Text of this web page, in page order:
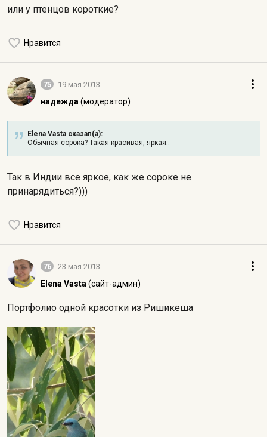
или у птенцов короткие?
Нравится
75 19 мая 2013
надежда (модератор)
Elena Vasta сказал(а):
Обычная сорока? Такая красивая, яркая..
Так в Индии все яркое, как же сороке не
принарядиться?)))
Нравится
76 23 мая 2013
Elena Vasta (сайт-админ)
Портфолио одной красотки из Ришикеша